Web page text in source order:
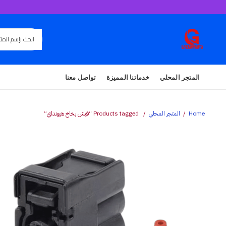
المتجر المحلي خدماتنا المميزة تواصل معنا
Home المتجر المحلي